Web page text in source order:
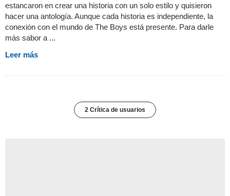
estancaron en crear una historia con un solo estilo y quisieron
hacer una antología. Aunque cada historia es independiente, la
conexión con el mundo de The Boys está presente. Para darle
más sabor a ...
Leer más
2 Crítica de usuarios